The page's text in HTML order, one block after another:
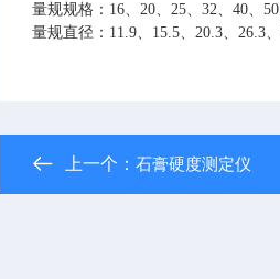
量规规格： 16、20、25、32、40、
量规直径： 11.9、15.5、20.3、26.3
上一个：石膏硬度测定仪